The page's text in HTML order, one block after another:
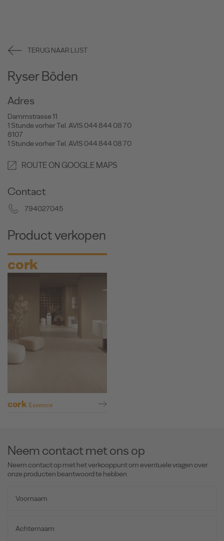
TERUG NAAR LIJST
Ryser Böden
Adres
Dammstrasse 11
1 Stunde vorher Tel. AVIS 044 844 08 70
8107
1 Stunde vorher Tel. AVIS 044 844 08 70
ROUTE ON GOOGLE MAPS
Contact
794027045
Product verkopen
cork
cork Essence
Neem contact met ons op
Neem contact op met het verkooppunt om eventuele vragen over
onze producten beantwoord te hebben